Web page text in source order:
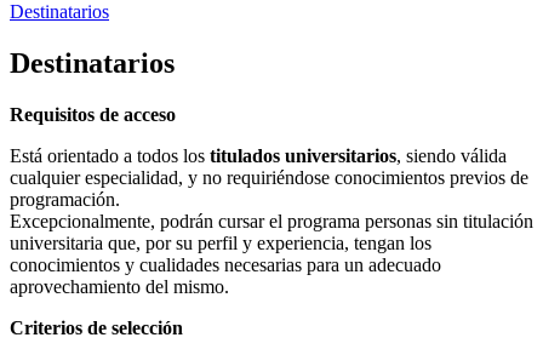
Destinatarios
Destinatarios
Requisitos de acceso
Está orientado a todos los titulados universitarios, siendo válida
cualquier especialidad, y no requiriéndose conocimientos previos de
programación.
Excepcionalmente, podrán cursar el programa personas sin titulación
universitaria que, por su perfil y experiencia, tengan los
conocimientos y cualidades necesarias para un adecuado
aprovechamiento del mismo.
Criterios de selección